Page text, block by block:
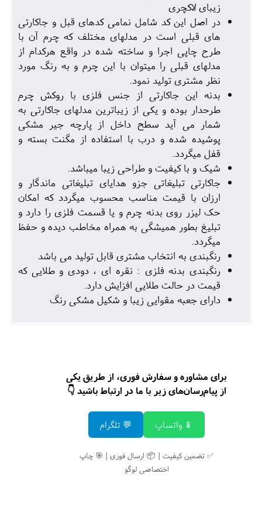
زیبای لاکچری
در اصل این کد شامل نمامی کدهای قبل و جاکارتی
های قبلی است در مدلهای مختلف که چرم آن با
طرح چاپی اجرا و ساخته شده در واقع هرکدام از
مدلهای قبلی را میتوان با این چرم و به رنگ مورد
نظر مشتری تولید نمود.
بدنه این جاکارتی از جنس فلزی با روکش چرم
طرحدار بوده و یکی از زیباترین مدلهای جاکارتی به
شمار می آید سطح داخل از پارچه جیر مشکی
پوشیده شده و درب با استفاده از مگنت بسته و
قفل میگردد.
شیک و با کیفیت و طراحی زیبا میباشد.
جاکارتی تبلیغاتی جزو هدایای تبلیغاتی ماندگار و
ارزان با قیمت مناسب محسوب میگردد که امکان
حک لیزر روی بدنه چرم و یا قسمت فلزی را دارد و
تبلیغ بطور همیشگی به همراه مخاطب دیده و حفظ
میگردد.
رنگبندی به انتخاب مشتری قابل تولید می باشد
رنگبندی بدنه فلزی : نقره ای ، دودی و طلایی که
قیمت در حالت طلایی افزایش دارد.
دارای جعبه مقوایی زیبا و شکیل مشکی رنگ
برای مشاوره و سفارش فوری، از طریق یکی
از پیام‌رسان‌های زیر با ما در ارتباط باشید 👇
📱 واتساپ 💬 تلگرام
✅ تضمین کیفیت | 📦 ارسال فوری | 🎯 چاپ
اختصاصی لوگو